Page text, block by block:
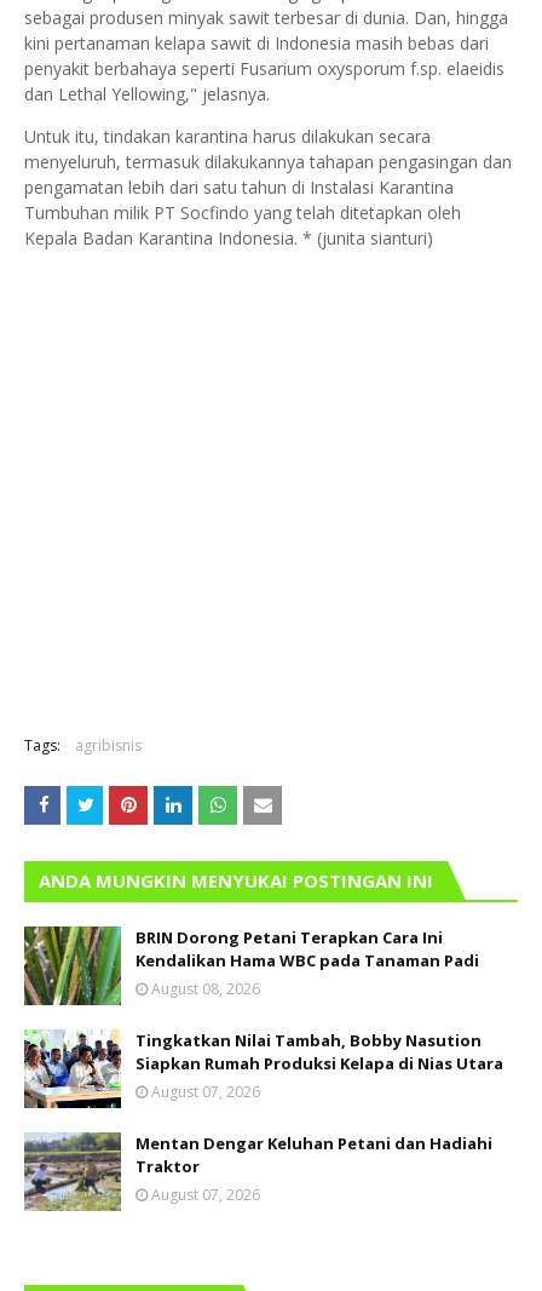
sebagai produsen minyak sawit terbesar di dunia. Dan, hingga
kini pertanaman kelapa sawit di Indonesia masih bebas dari
penyakit berbahaya seperti Fusarium oxysporum f.sp. elaeidis
dan Lethal Yellowing," jelasnya.
Untuk itu, tindakan karantina harus dilakukan secara
menyeluruh, termasuk dilakukannya tahapan pengasingan dan
pengamatan lebih dari satu tahun di Instalasi Karantina
Tumbuhan milik PT Socfindo yang telah ditetapkan oleh
Kepala Badan Karantina Indonesia. * (junita sianturi)
Tags: agribisnis
ANDA MUNGKIN MENYUKAI POSTINGAN INI
BRIN Dorong Petani Terapkan Cara Ini
Kendalikan Hama WBC pada Tanaman Padi
August 08, 2026
Tingkatkan Nilai Tambah, Bobby Nasution
Siapkan Rumah Produksi Kelapa di Nias Utara
August 07, 2026
Mentan Dengar Keluhan Petani dan Hadiahi
Traktor
August 07, 2026